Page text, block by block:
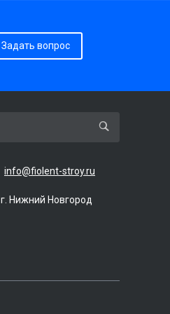
Задать вопрос
info@fiolent-stroy.ru
г. Нижний Новгород